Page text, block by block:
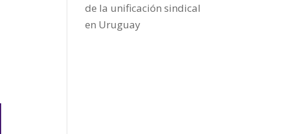
de la unificación sindical
en Uruguay